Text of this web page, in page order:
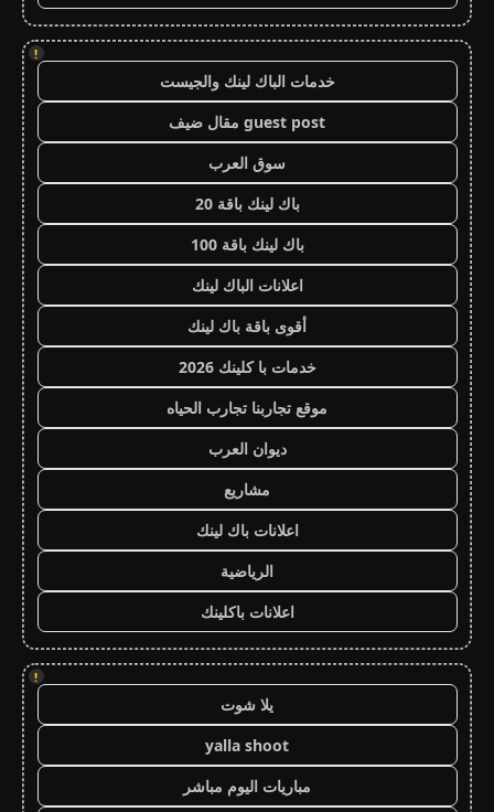
!
خدمات الباك لينك والجيست
guest post مقال ضيف
سوق العرب
باك لينك باقة 20
باك لينك باقة 100
اعلانات الباك لينك
أقوى باقة باك لينك
خدمات با كلينك 2026
موقع تجاربنا تجارب الحياه
ديوان العرب
مشاريع
اعلانات باك لينك
الرياضية
اعلانات باكلينك
!
يلا شوت
yalla shoot
مباريات اليوم مباشر